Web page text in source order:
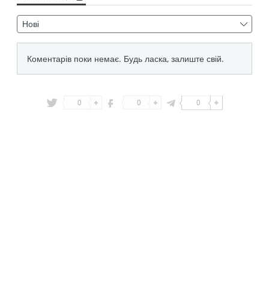
0 0 0